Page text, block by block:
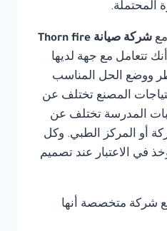
المحتملة.
شركة صيانة Thorn fire
تتعامل مع جهة لديها
ووضع الحل المناسب
المصنع تختلف عن
المدرسة تختلف عن
أو المركز الطبي. وكل
في الاعتبار عند تصميم
شركة متخصصة أنها